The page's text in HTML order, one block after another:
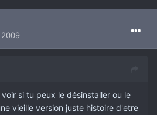
si tu peux le désinstaller ou le
vieille version juste histoire d'etre